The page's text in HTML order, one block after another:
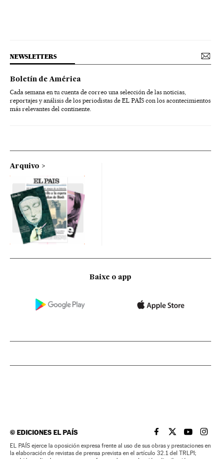
NEWSLETTERS
Boletín de América
Cada semana en tu cuenta de correo una selección de las noticias,
reportajes y análisis de los periodistas de EL PAÍS con los acontecimientos
más relevantes del continente.
Arquivo
Baixe o app
©EDICIONES EL PAÍS EL PAÍS BRASIL EN
EL PAÍSEL PAÍS
EL
EL PAÍS ejerce la oposición expresa frente al uso de sus obras y prestaciones en
la elaboración de revistas de prensa prevista en el artículo 32.1 del TRLPI;